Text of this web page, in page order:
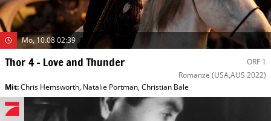
Mo, 10.08 02:39
Thor 4 – Love and Thunder
ORF 1
Romanze (USA,AUS 2022)
Mit:Chris Hemsworth, Natalie Portman,Christian Bale